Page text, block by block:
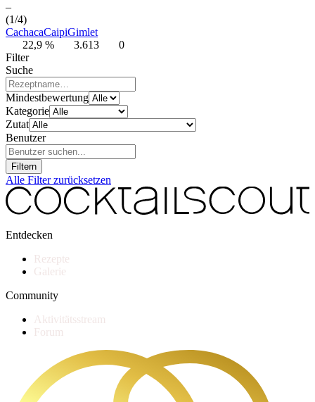
–
(1/4)
CachacaCaipiGimlet
22,9 %
3.613
0
Filter
Suche
Mindestbewertung
Kategorie
Zutat
Benutzer
Filtern
Alle Filter zurücksetzen
Entdecken
Rezepte
Galerie
Community
Aktivitätsstream
Forum